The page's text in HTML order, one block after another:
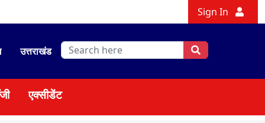
Sign In
उत्तराखंड
एक्सीडेंट